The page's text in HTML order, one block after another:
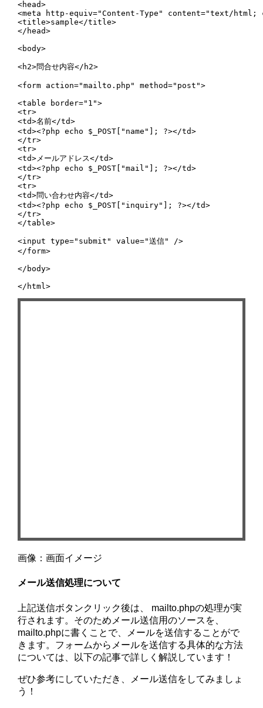
<head>
<meta http-equiv="Content-Type" content="text/
<title>sample</title>
</head>
<body>
<h2>問合せ内容</h2>
<form action="mailto.php" method="post">
<table border="1">
<tr>
<td>名前</td>
<td><?php echo $_POST["name"]; ?></td>
</tr>
<tr>
<td>メールアドレス</td>
<td><?php echo $_POST["mail"]; ?></td>
</tr>
<tr>
<td>問い合わせ内容</td>
<td><?php echo $_POST["inquiry"]; ?></td>
</tr>
</table>
<input type="submit" value="送信" />
</form>
</body>
</html>
画像：画面イメージ
メール送信処理について
上記送信ボタンクリック後は、 mailto.phpの処理が実
行されます。そのためメール送信用のソースを、
mailto.phpに書くことで、メールを送信することがで
きます。フォームからメールを送信する具体的な方法
については、以下の記事で詳しく解説しています！
ぜひ参考にしていただき、メール送信をしてみましょ
う！